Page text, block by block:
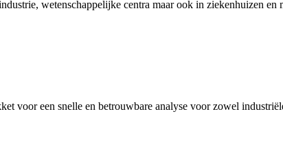
wetenschappelijke centra maar ook in ziekenhuizen en
voor een snelle en betrouwbare analyse voor zowel